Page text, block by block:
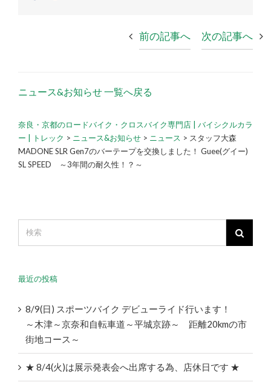
前の記事へ 次の記事へ
ニュース&お知らせ 一覧へ戻る
奈良・京都のロードバイク・クロスバイク専門店 | バイシクルカラ
ー | トレック > ニュース&お知らせ > ニュース > スタッフ大森
MADONE SLR Gen7のバーテープを交換しました！ Guee(グイー)
SL SPEED ～3年間の耐久性！？～
最近の投稿
8/9(日) スポーツバイク デビューライド行います！
～木津～京奈和自転車道～平城京跡～ 距離20kmの市
街地コース～
★ 8/4(火)は展示発表会へ出席する為、店休日です ★